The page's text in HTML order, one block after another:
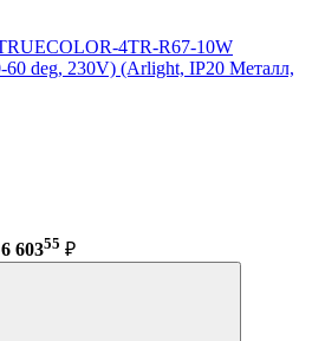
4TR-R67-10W
deg, 230V) (Arlight, IP20 Металл,
6 60355 ₽